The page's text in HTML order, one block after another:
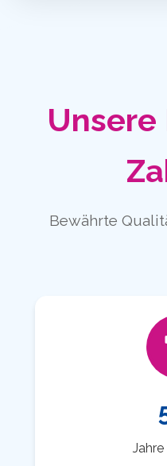
Unsere
Bewährte